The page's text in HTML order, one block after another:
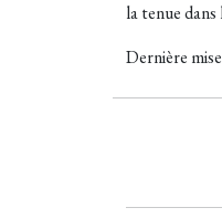
la tenue
Dernière